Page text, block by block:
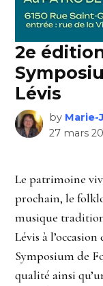
2e
Lévis
by Marie-
27 mars
Le patrimoine
prochain, le
musique
Lévis à
Symposium de
qualité ainsi